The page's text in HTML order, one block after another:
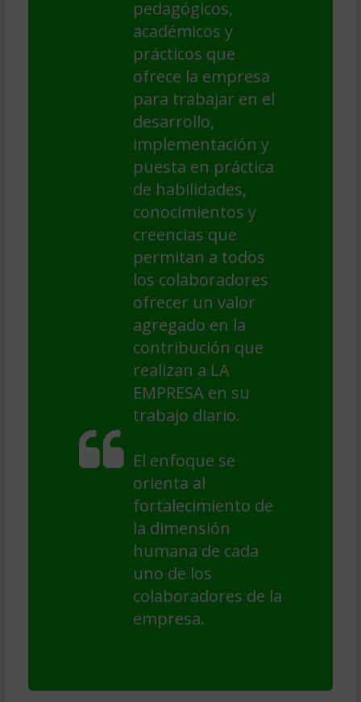
pedagógicos,
académicos y
prácticos que
ofrece la empresa
para trabajar en el
desarrollo,
implementación y
puesta en práctica
de habilidades,
conocimientos y
creencias que
permitan a todos
los colaboradores
ofrecer un valor
agregado en la
contribución que
realizan a LA
EMPRESA en su
trabajo diario.
El enfoque se
orienta al
fortalecimiento de
la dimensión
humana de cada
uno de los
colaboradores de la
empresa.